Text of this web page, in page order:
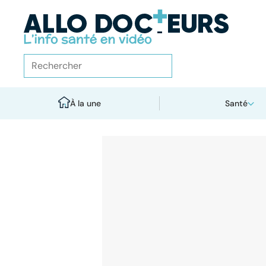
À la une Santé